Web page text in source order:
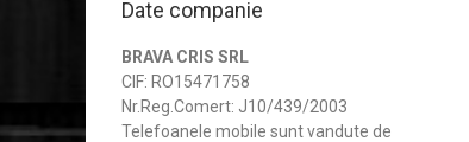
Date companie
BRAVA CRIS SRL
CIF: RO15471758
Nr.Reg.Comert: J10/439/2003
Telefoanele mobile sunt vandute de